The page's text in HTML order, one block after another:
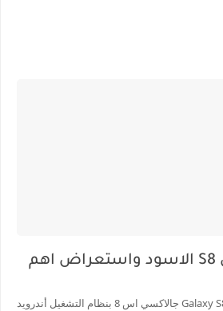
فتح علبة جالكسي S8 الاسود واستعراض اهم
الهاتف الذكي الرائد الجديد Galaxy S8 جالاكسي اس 8 بنظام التشغيل أندرويد